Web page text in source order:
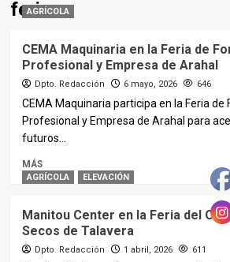
feria
AGRÍCOLA
CEMA Maquinaria en la Feria de
Profesional y Empresa de Arahal
Dpto. Redacción 6 mayo, 2026 646
CEMA Maquinaria participa en la Feria de
Profesional y Empresa de Arahal para
futuros...
MÁS
AGRÍCOLA ELEVACIÓN
Manitou Center en la Feria del
Secos de Talavera
Dpto. Redacción 1 abril, 2026 611